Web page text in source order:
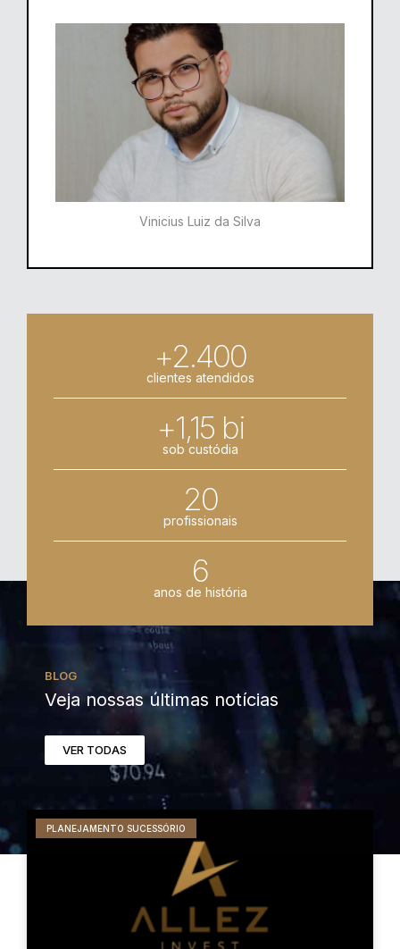
Vinicius Luiz da Silva
+2.400
clientes atendidos
+1,15 bi
sob custódia
20
profissionais
6
anos de história
BLOG
Veja nossas últimas notícias
VER TODAS
PLANEJAMENTO SUCESSÓRIO